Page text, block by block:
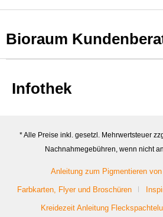
Bioraum
Infothek
* Alle Preise inkl. gesetzl. Mehrwertsteuer
Nachnahmegebühren, wenn nicht
Anleitung zum Pigmentieren
Farbkarten, Flyer und Broschüren
Kreidezeit Anleitung